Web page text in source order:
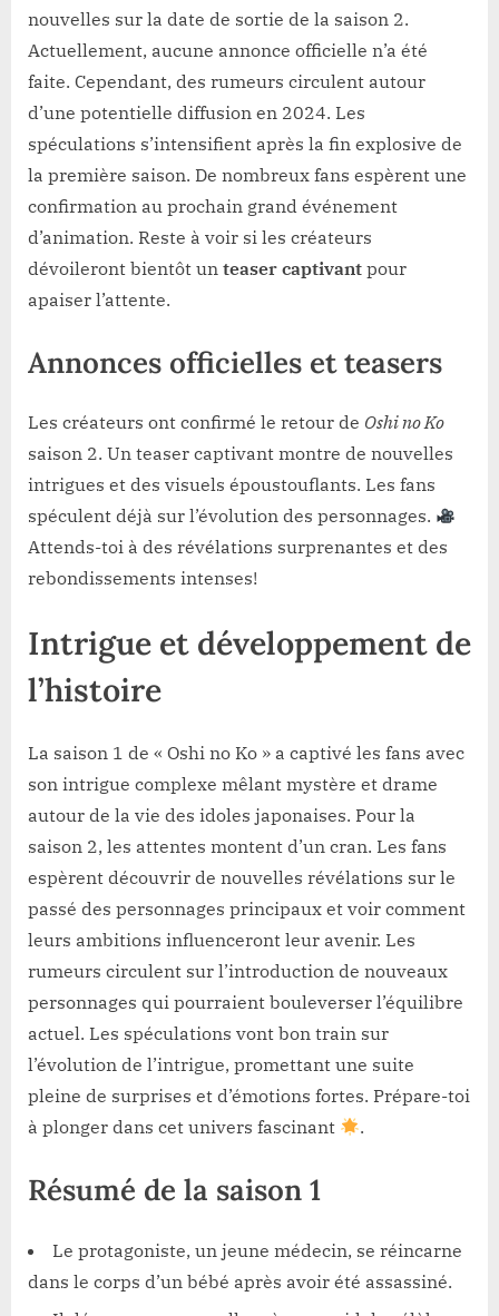
nouvelles sur la date de sortie de la saison 2.
Actuellement, aucune annonce officielle n’a été
faite. Cependant, des rumeurs circulent autour
d’une potentielle diffusion en 2024. Les
spéculations s’intensifient après la fin explosive de
la première saison. De nombreux fans espèrent une
confirmation au prochain grand événement
d’animation. Reste à voir si les créateurs
dévoileront bientôt un teaser captivant pour
apaiser l’attente.
Annonces officielles et teasers
Les créateurs ont confirmé le retour de Oshi no Ko
saison 2. Un teaser captivant montre de nouvelles
intrigues et des visuels époustouflants. Les fans
spéculent déjà sur l’évolution des personnages.
Attends-toi à des révélations surprenantes et des
rebondissements intenses!
Intrigue et développement de
l’histoire
La saison 1 de « Oshi no Ko » a captivé les fans avec
son intrigue complexe mêlant mystère et drame
autour de la vie des idoles japonaises. Pour la
saison 2, les attentes montent d’un cran. Les fans
espèrent découvrir de nouvelles révélations sur le
passé des personnages principaux et voir comment
leurs ambitions influenceront leur avenir. Les
rumeurs circulent sur l’introduction de nouveaux
personnages qui pourraient bouleverser l’équilibre
actuel. Les spéculations vont bon train sur
l’évolution de l’intrigue, promettant une suite
pleine de surprises et d’émotions fortes. Prépare-toi
à plonger dans cet univers fascinant
.
Résumé de la saison 1
Le protagoniste, un jeune médecin, se réincarne
dans le corps d’un bébé après avoir été assassiné.